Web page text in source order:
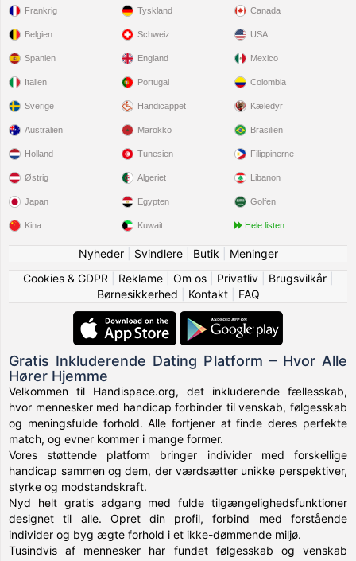
Frankrig
Belgien
Spanien
Italien
Sverige
Tyskland
Schweiz
England
Portugal
Handicappet
Canada
USA
Mexico
Colombia
Kæledyr
Australien
Holland
Østrig
Japan
Kina
Marokko
Tunesien
Algeriet
Egypten
Kuwait
Brasilien
Filippinerne
Libanon
Golfen
Hele listen
Nyheder| Svindlere| Butik
Meninger
Cookies & GDPR
Reklame| Om os| Privatliv| Brugsvilkår|
Børnesikkerhed
Kontakt| FAQ
Gratis Inkluderende Dating Platform – Hvor Alle
Hører Hjemme
Velkommen til Handispace.org, det inkluderende fællesskab,
hvor mennesker med handicap forbinder til venskab, følgesskab
og meningsfulde forhold. Alle fortjener at finde deres perfekte
match, og evner kommer i mange former.
Vores støttende platform bringer individer med forskellige
handicap sammen og dem, der værdsætter unikke perspektiver,
styrke og modstandskraft.
Nyd helt gratis adgang med fulde tilgængelighedsfunktioner
designet til alle. Opret din profil, forbind med forstående
individer og byg ægte forhold i et ikke-dømmende miljø.
Tusindvis af mennesker har fundet følgesskab og venskab